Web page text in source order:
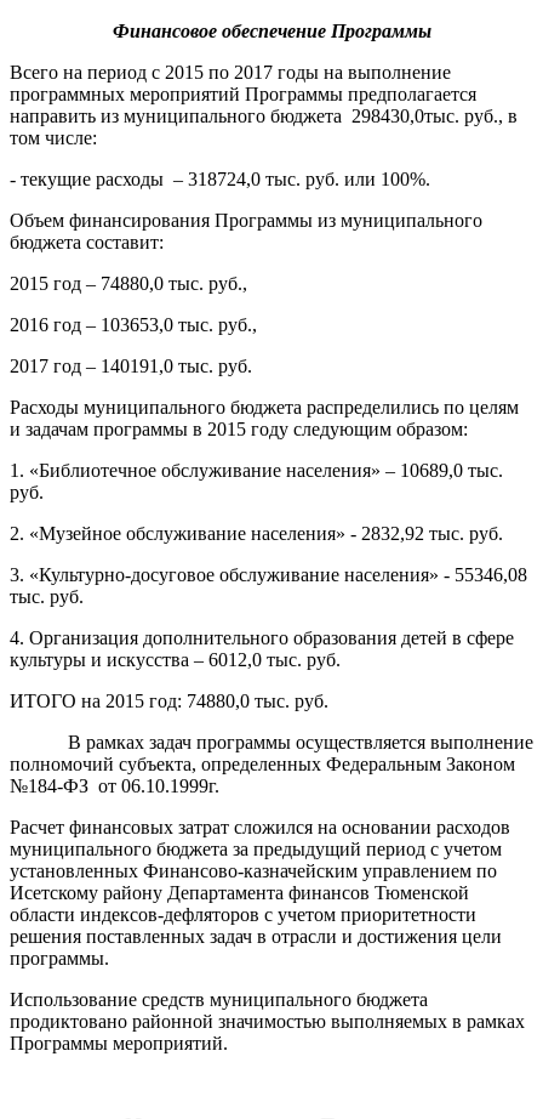
Финансовое обеспечение Программы
Всего на период с 2015 по 2017 годы на выполнение
программных мероприятий Программы предполагается
направить из муниципального бюджета 298430,0тыс. руб., в
том числе:
- текущие расходы – 318724,0 тыс. руб. или 100%.
Объем финансирования Программы из муниципального
бюджета составит:
2015 год – 74880,0 тыс. руб.,
2016 год – 103653,0 тыс. руб.,
2017 год – 140191,0 тыс. руб.
Расходы муниципального бюджета распределились по целям
и задачам программы в 2015 году следующим образом:
1. «Библиотечное обслуживание населения» – 10689,0 тыс.
руб.
2. «Музейное обслуживание населения» - 2832,92 тыс. руб.
3. «Культурно-досуговое обслуживание населения» - 55346,08
тыс. руб.
4. Организация дополнительного образования детей в сфере
культуры и искусства – 6012,0 тыс. руб.
ИТОГО на 2015 год: 74880,0 тыс. руб.
В рамках задач программы осуществляется выполнение
полномочий субъекта, определенных Федеральным Законом
№184-ФЗ от 06.10.1999г.
Расчет финансовых затрат сложился на основании расходов
муниципального бюджета за предыдущий период с учетом
установленных Финансово-казначейским управлением по
Исетскому району Департамента финансов Тюменской
области индексов-дефляторов c учетом приоритетности
решения поставленных задач в отрасли и достижения цели
программы.
Использование средств муниципального бюджета
продиктовано районной значимостью выполняемых в рамках
Программы мероприятий.